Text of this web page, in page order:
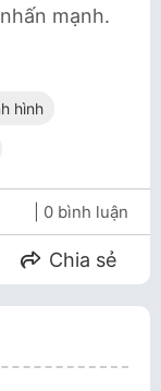
mạnh.
hình
| 0 bình luận
Chia sẻ